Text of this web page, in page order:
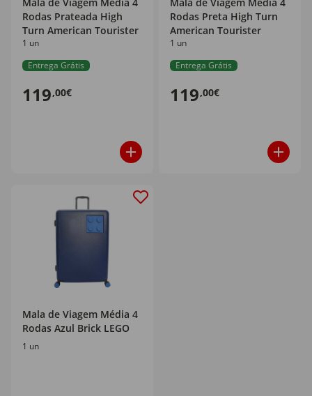
Rodas Prateada High
Turn American Tourister
1 un
Entrega Grátis
119,00€
Rodas Preta High Turn
American Tourister
1 un
Entrega Grátis
119,00€
Mala de Viagem Média 4
Rodas Azul Brick LEGO
1 un